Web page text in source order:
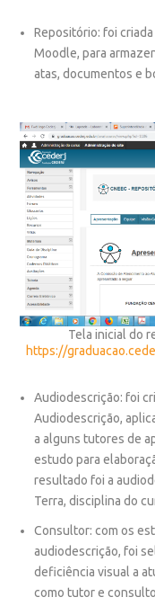
Repositório: foi
Moodle, para
atas, documentos e
Tela inicial do
https://
Audiodescrição: foi
Audiodescrição,
a alguns tutores de
estudo para
resultado foi a
Terra, disciplina do
Consultor: com os
audiodescrição, foi
deficiência visual a
como tutor e